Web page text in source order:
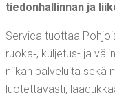
tie­don­hal­lin­nan ja
Ser­vica tuot­taa
ruoka‑, kul­je­tus- ja
nii­kan pal­ve­lui­ta sekä
luo­tet­ta­vas­ti,